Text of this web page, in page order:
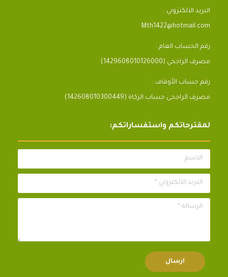
البريد الالكتروني :
Mth1422@hotmail.com
رقم الحساب العام :
مصرف الراجحي (1429608010126000)
رقم حساب الأوقاف :
مصرف الراجحى حساب الزكاة (142608010300449)
لمقترحاتكم واستفساراتكم:
الاسم
البريد الالكتروني *
الرسالة *